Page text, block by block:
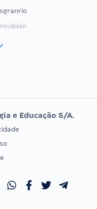
DE ORDEM
OAB
e Educação S/A.